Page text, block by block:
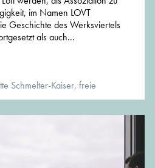
im Namen LOVT
Geschichte des Werksviertels
als auch...
Schmelter-Kaiser, freie